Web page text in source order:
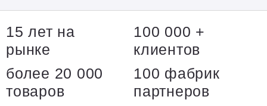
15 лет на
рынке
100 000 +
клиентов
более 20 000
товаров
100 фабрик
партнеров